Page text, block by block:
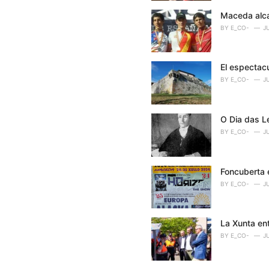
Maceda
BY E_CO-
El
BY E_CO-
O Dia das
BY E_CO-
Foncuberta
BY E_CO-
La Xunta
BY E_CO-